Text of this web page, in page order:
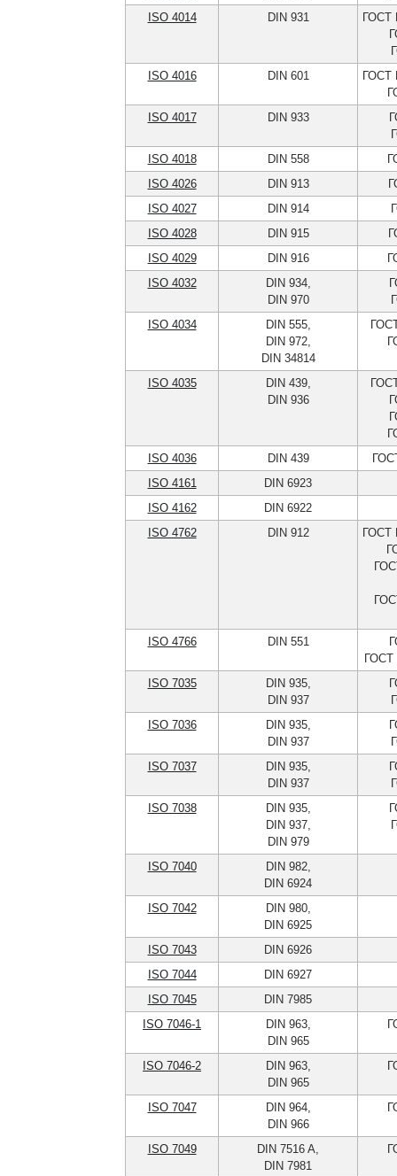
ISO 4014
DIN 931
ГОСТ
ISO 4016
DIN 601
ГОСТ
ISO 4017
DIN 933
ISO 4018
DIN 558
ISO 4026
DIN 913
ISO 4027
DIN 914
ISO 4028
DIN 915
ISO 4029
DIN 916
ISO 4032
DIN 934,
DIN 970
ISO 4034
DIN 555,
DIN 972,
DIN 34814
ISO 4035
DIN 439,
DIN 936
ISO 4036
DIN 439
ISO 4161
DIN 6923
ISO 4162
DIN 6922
ISO 4762
DIN 912
ГОСТ
ISO 4766 DIN 551
ГОСТ
ISO 7035
DIN 935,
DIN 937
ISO 7036
DIN 935,
DIN 937
ISO 7037
DIN 935,
DIN 937
ISO 7038
DIN 935,
DIN 937,
DIN 979
ISO 7040
DIN 982,
DIN 6924
ISO 7042
DIN 980,
DIN 6925
ISO 7043
DIN 6926
ISO 7044
DIN 6927
ISO 7045
DIN 7985
ISO 7046-1
DIN 963,
DIN 965
ISO 7046-2
DIN 963,
DIN 965
ISO 7047
DIN 964,
DIN 966
ISO 7049
DIN 7516 A,
DIN 7981